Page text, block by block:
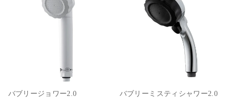
バブリージョワー2.0
バブリーミスティシャワー2.0